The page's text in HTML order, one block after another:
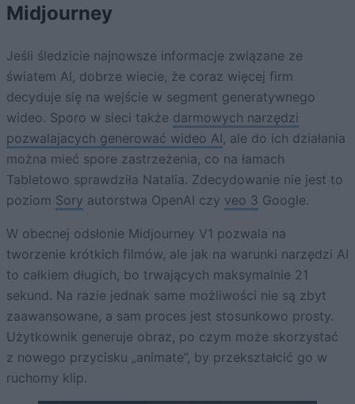
Midjourney
Jeśli śledzicie najnowsze informacje związane ze
światem AI, dobrze wiecie, że coraz więcej firm
decyduje się na wejście w segment generatywnego
wideo. Sporo w sieci także darmowych narzędzi
pozwalajacych generować wideo AI, ale do ich działania
można mieć spore zastrzeżenia, co na łamach
Tabletowo sprawdziła Natalia. Zdecydowanie nie jest to
poziom Sory autorstwa OpenAI czy veo 3 Google.
W obecnej odsłonie Midjourney V1 pozwala na
tworzenie krótkich filmów, ale jak na warunki narzędzi AI
to całkiem długich, bo trwających maksymalnie 21
sekund. Na razie jednak same możliwości nie są zbyt
zaawansowane, a sam proces jest stosunkowo prosty.
Użytkownik generuje obraz, po czym może skorzystać
z nowego przycisku „animate”, by przekształcić go w
ruchomy klip.